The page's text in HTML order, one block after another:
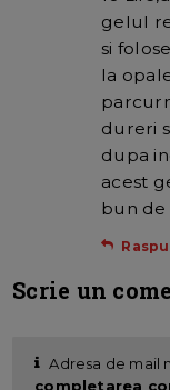
gelul
si
la
dureri
dupa
acest
bun de
Scrie un
Adresa de mail
completarea